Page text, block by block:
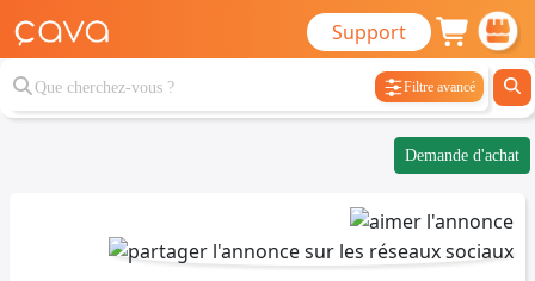
Support
Filtre avancé
Demande d'achat